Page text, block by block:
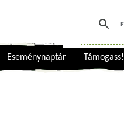
Eseménynaptár Támogass!